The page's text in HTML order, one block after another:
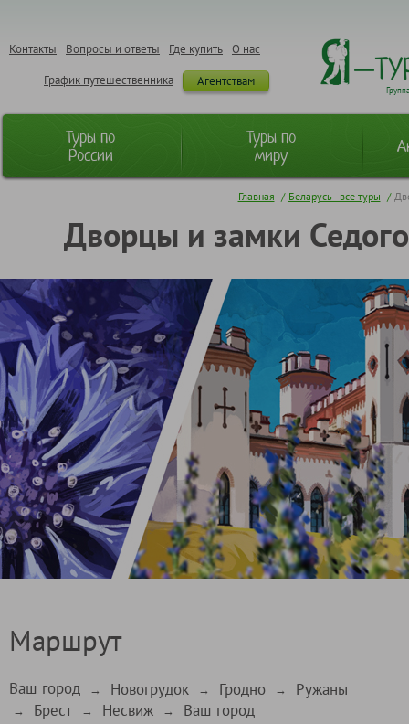
О нас
Где купить
Вопросы и ответы
Контакты
Агентствам
График путешественника
Туры по
России
Туры по
миру
Главная / Беларусь - все туры /
Дворцы и замки
Маршрут
Ваш город → Новогрудок → Гродно → Ружаны
→ Брест → Несвиж → Ваш город